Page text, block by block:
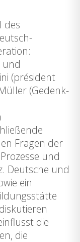
des
und
(président
(Gedenk-
Fragen der
und
Deutsche und
ein
die
die